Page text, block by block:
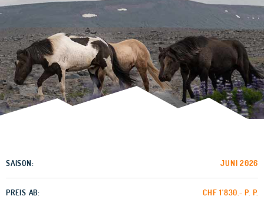
SAISON: JUNI 2026
PREIS AB: CHF 1'830.- P. P.